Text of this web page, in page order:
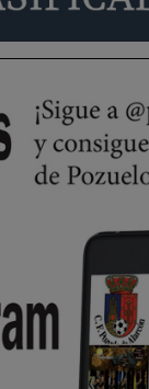
| El
| El
ven patrullas en la
| El